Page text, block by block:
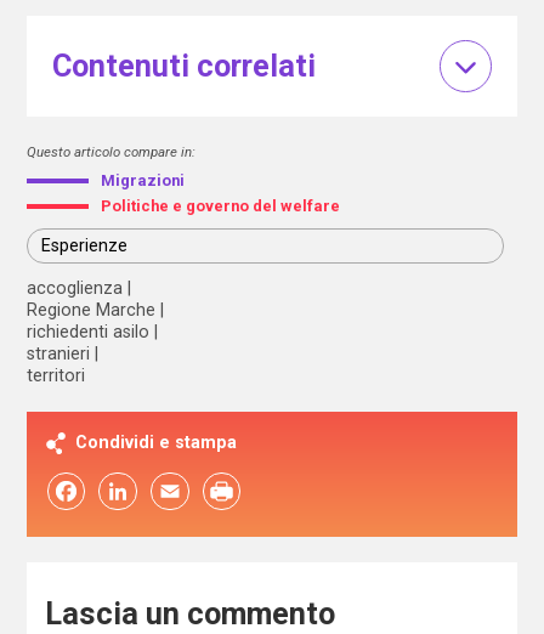
Contenuti correlati
Questo articolo compare in:
Migrazioni
Politiche e governo del welfare
Esperienze
accoglienza
Regione Marche
richiedenti asilo
stranieri
territori
Condividi e stampa
FacebookLinkedIn Email
Lascia un commento